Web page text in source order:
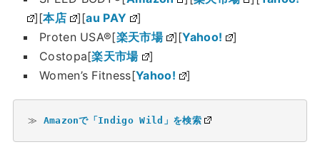
][本店 ][au PAY
]
Proten USA®[楽天市場 ][Yahoo!
]
Costopa[楽天市場
]
Women’s Fitness[Yahoo! ]
≫ Amazonで「Indigo Wild」を検索